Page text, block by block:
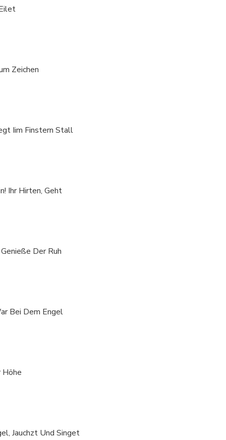
Zeichen
Iim Finstern Stall
Ihr Hirten, Geht
Der Ruh
Bei Dem Engel
Höhe
Jauchzt Und Singet